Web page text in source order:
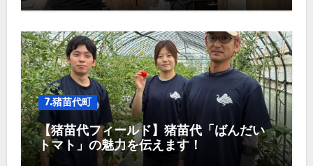
7.猪苗代町
【猪苗代フィールド】猪苗代「ばんだい
トマト」の魅力を伝えます！